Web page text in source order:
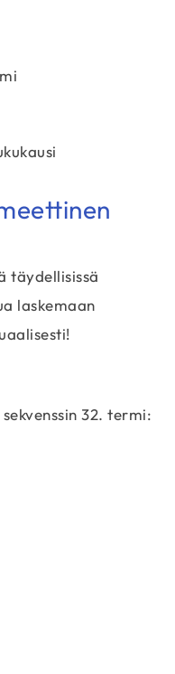
täydellisissä
laskemaan
32. termi: